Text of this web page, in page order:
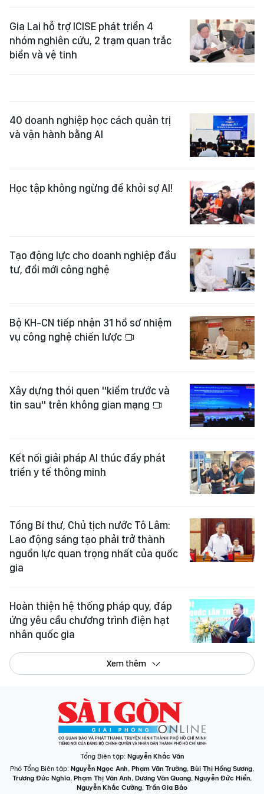
Gia Lai hỗ trợ ICISE phát triển 4
nhóm nghiên cứu, 2 trạm quan trắc
biển và vệ tinh
40 doanh nghiệp học cách quản trị
và vận hành bằng AI
Học tập không ngừng để khỏi sợ AI!
Tạo động lực cho doanh nghiệp đầu
tư, đổi mới công nghệ
Bộ KH-CN tiếp nhận 31 hồ sơ nhiệm
vụ công nghệ chiến lược
Xây dựng thói quen "kiểm trước và
tin sau" trên không gian mạng
Kết nối giải pháp AI thúc đẩy phát
triển y tế thông minh
Tổng Bí thư, Chủ tịch nước Tô Lâm:
Lao động sáng tạo phải trở thành
nguồn lực quan trọng nhất của quốc
gia
Hoàn thiện hệ thống pháp quy, đáp
ứng yêu cầu chương trình điện hạt
nhân quốc gia
Xem thêm
Tổng Biên tập: Nguyễn Khắc Văn
Phó Tổng Biên tập: Nguyễn Ngọc Anh, Phạm Văn Trường, Bùi Thị Hồng Sương,
Trương Đức Nghĩa, Phạm Thị Vân Anh, Dương Văn Quang, Nguyễn Đức Hiển,
Nguyễn Khắc Cường, Trần Gia Bảo